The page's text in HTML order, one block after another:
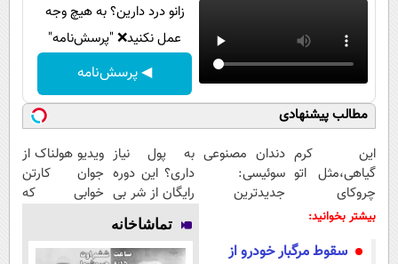
زانو درد دارین؟ به هیچ وجه
عمل نکنید❌ "پرسش‌نامه"
◀ پرسش‌نامه
مطالب پیشنهادی
این کرم
گیاهی،مثل اتو
چروکای
پوستتوصاف
دندان مصنوعی
سوئیسی:
جدیدترین
پرداخت قسطی
به پول نیاز
داری؟ این دوره
رایگان از شر بی
پولی خلاصت
میکنه
ویدیو هولناک از
جوان کارتن
خوابی که
بیشتر بخوانید:
سقوط مرگبار خودرو از
تماشاخانه